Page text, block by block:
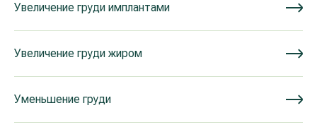
Увеличение груди имплантами
Увеличение груди жиром
Уменьшение груди